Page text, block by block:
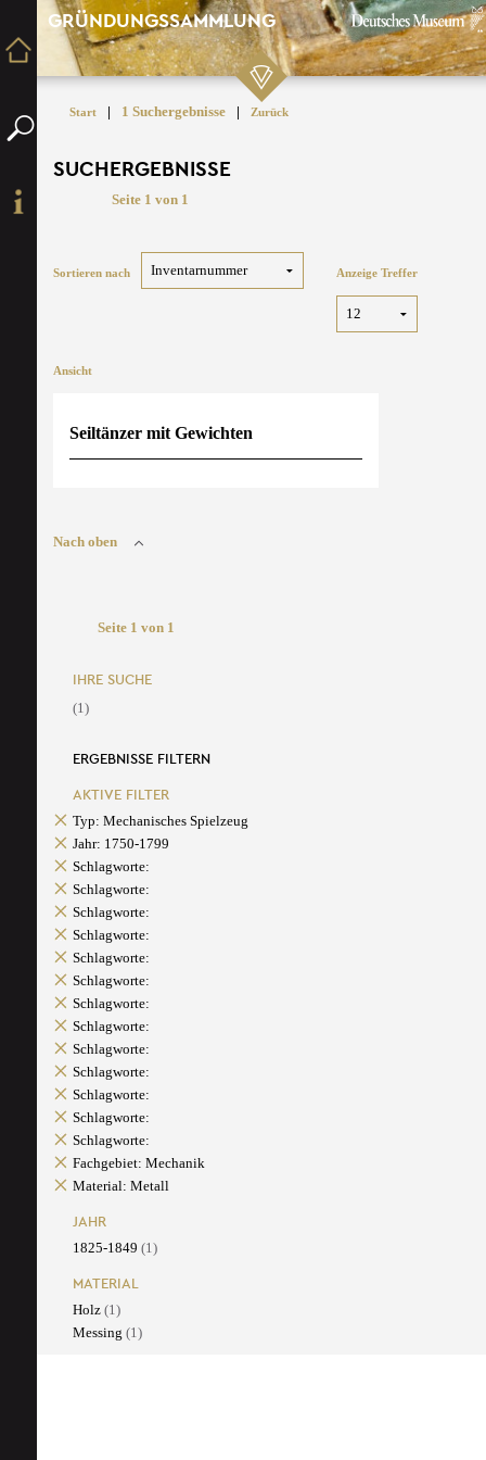
GRÜNDUNGSSAMMLUNG
Start | 1 Suchergebnisse | Zurück
SUCHERGEBNISSE
Seite 1 von 1
Sortieren nach Anzeige Treffer
Ansicht
Seiltänzer mit Gewichten
Nach oben
Seite 1 von 1
IHRE SUCHE
(1)
ERGEBNISSE FILTERN
AKTIVE FILTER
Typ: Mechanisches Spielzeug
Jahr: 1750-1799
Schlagworte:
Schlagworte:
Schlagworte:
Schlagworte:
Schlagworte:
Schlagworte:
Schlagworte:
Schlagworte:
Schlagworte:
Schlagworte:
Schlagworte:
Schlagworte:
Schlagworte:
Fachgebiet: Mechanik
Material: Metall
JAHR
1825-1849 (1)
MATERIAL
Holz (1)
Messing (1)